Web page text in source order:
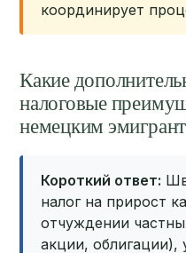
координирует
Какие
налоговые
немецким
Короткий ответ:
налог на прирост
отчуждении
акции,